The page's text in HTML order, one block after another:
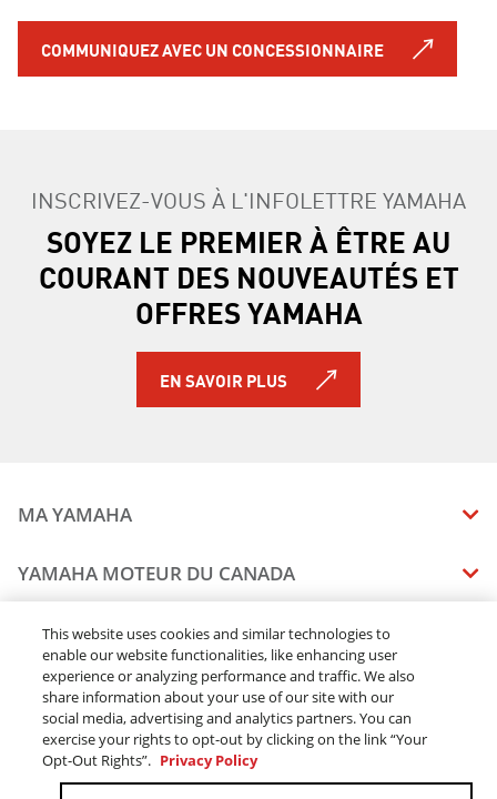
COMMUNIQUEZ AVEC UN CONCESSIONNAIRE
INSCRIVEZ-VOUS À L'INFOLETTRE YAMAHA
SOYEZ LE PREMIER À ÊTRE AU
COURANT DES NOUVEAUTÉS ET
OFFRES YAMAHA
EN SAVOIR PLUS
MA YAMAHA
MANUELS
ÉTAT DES RAPPELS DE VOTRE VÉHICULE
YAMAHA MOTEUR DU CANADA
CARRIERES
RESTONS DEHORS
BLOGUE
COMMUNIQUEZ AVEC NOUS
CONCESSIONNAIRES
TROUVEZ UN CONCESSIONNAIRE
DEVENEZ CONCESSIONNAIRE
CONCESSIONAIRE ÉLITE
MENTIONS JURIDIQUES
MODALITÉS ET CONDITIONS
ACOMPTE EN LIGNE MODALITÉS ET CONDITIONS
COMMANDES EN LIGNE
This website uses cookies and similar technologies to
enable our website functionalities, like enhancing user
experience or analyzing performance and traffic. We also
share information about your use of our site with our
social media, advertising and analytics partners. You can
exercise your rights to opt-out by clicking on the link “Your
Opt-Out Rights”. Privacy Policy